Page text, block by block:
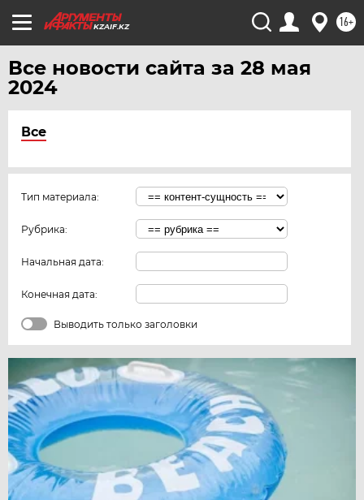
KZAIF.KZ 16+
Все новости сайта за 28 мая
2024
Все
Тип материала:
Рубрика:
Начальная дата:
Конечная дата:
Выводить только заголовки